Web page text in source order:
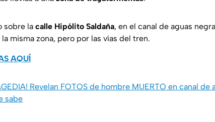
sobre la calle Hipólito Saldaña, en el canal de aguas
misma zona, pero por las vías del tren.
AQUÍ
Revelan FOTOS de hombre MUERTO en canal de
sabe